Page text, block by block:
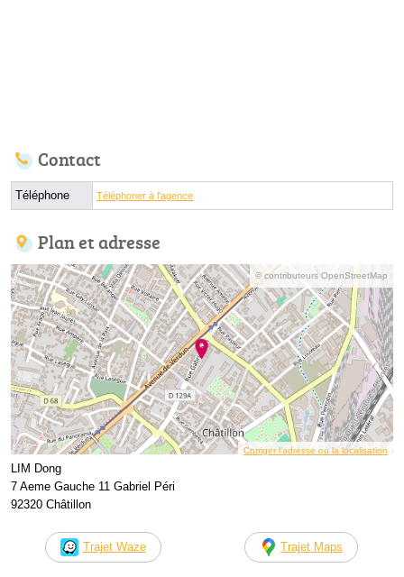
Contact
Téléphone Téléphoner à l'agence
Plan et adresse
© contributeurs OpenStreetMap
Corriger l’adresse ou la localisation
LIM Dong
7 Aeme Gauche 11 Gabriel Péri
92320 Châtillon
Trajet Waze Trajet Maps